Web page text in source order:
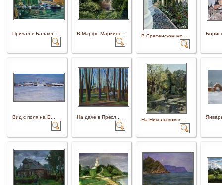
Причал в Балакл... В Марфо-Мариинс... В Сретенском мо...
Вид с поля на Б... На даче в Пресл... На Никольском к...